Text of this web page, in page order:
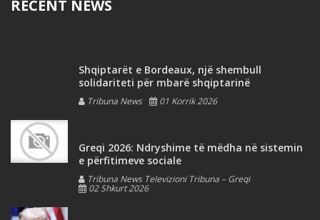
RECENT NEWS
Shqiptarët e Bordeaux, një shembull
solidariteti për mbarë shqiptarinë
Tribuna News 01 Korrik 2026
Greqi 2026: Ndryshime të mëdha në sistemin
e përfitimeve sociale
Tribuna News Televizioni Tribuna – Greqi
02 Shkurt 2026